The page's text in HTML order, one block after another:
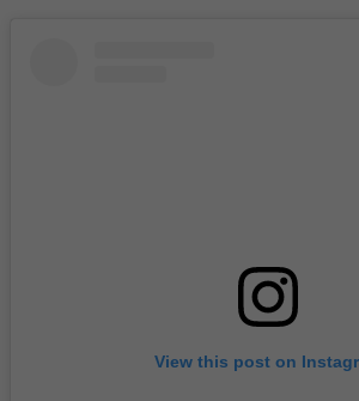
View this post on